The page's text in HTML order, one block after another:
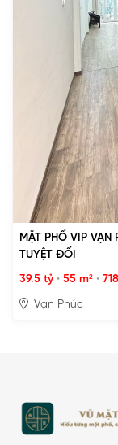
MẶT PHỐ VIP VẠN
TUYỆT ĐỐI
39.5 tỷ • 55 m² •
Vạn Phúc